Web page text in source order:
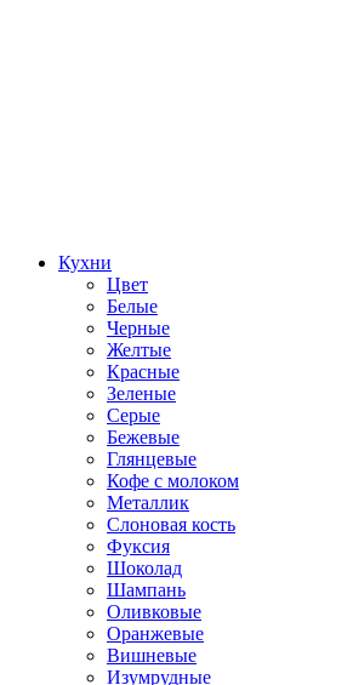
Кухни
Цвет
Белые
Черные
Желтые
Красные
Зеленые
Серые
Бежевые
Глянцевые
Кофе с молоком
Металлик
Слоновая кость
Фуксия
Шоколад
Шампань
Оливковые
Оранжевые
Вишневые
Изумрудные